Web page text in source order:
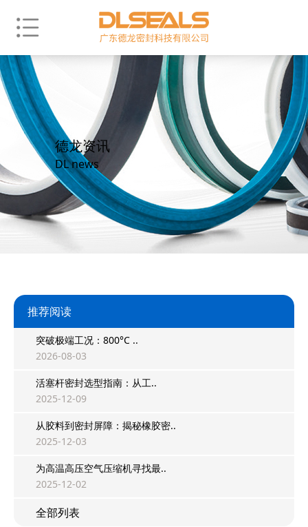
德龙资讯
DL news
推荐阅读
突破极端工况：800°C ..
2026-08-03
活塞杆密封选型指南：从工..
2025-12-09
从胶料到密封屏障：揭秘橡胶密..
2025-12-03
为高温高压空气压缩机寻找最..
2025-12-02
全部列表